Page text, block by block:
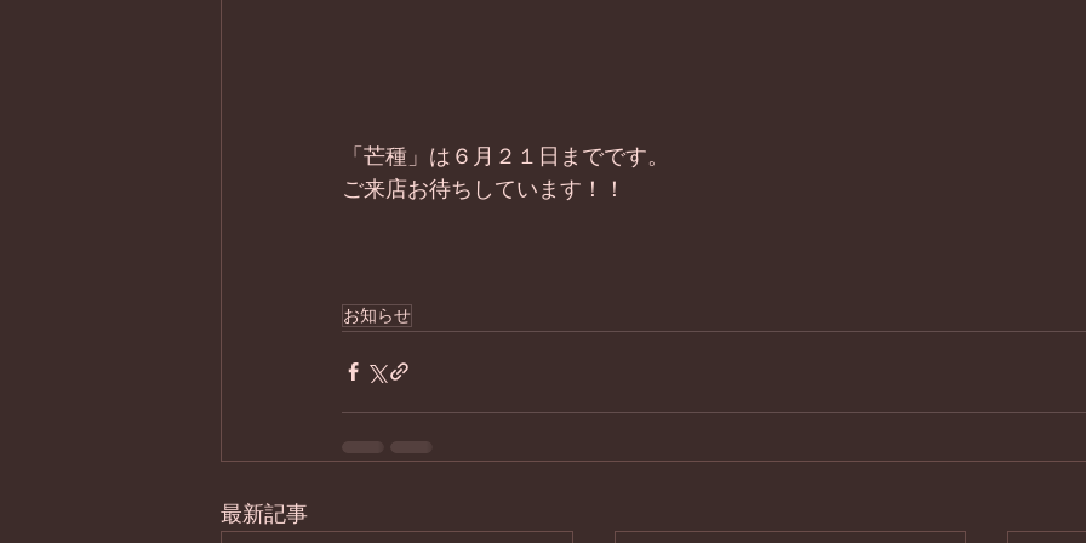
「芒種」は６月２１日までです。
ご来店お待ちしています！！
お知らせ
最新記事